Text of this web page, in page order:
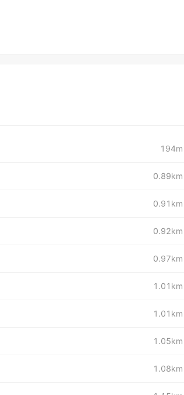
194m
0.89km
0.91km
0.92km
0.97km
1.01km
1.01km
1.05km
1.08km